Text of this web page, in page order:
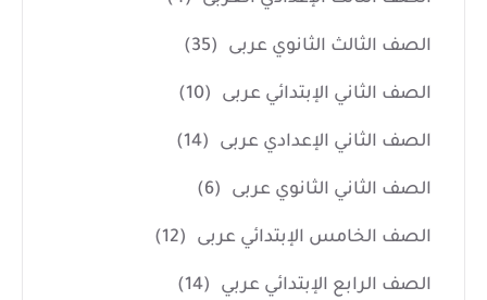
الصف الثالث الثانوي عربى (35)
الصف الثاني الإبتدائي عربى (10)
الصف الثاني الإعدادي عربى (14)
الصف الثاني الثانوي عربى (6)
الصف الخامس الإبتدائي عربى (12)
الصف الرابع الإبتدائي عربي (14)